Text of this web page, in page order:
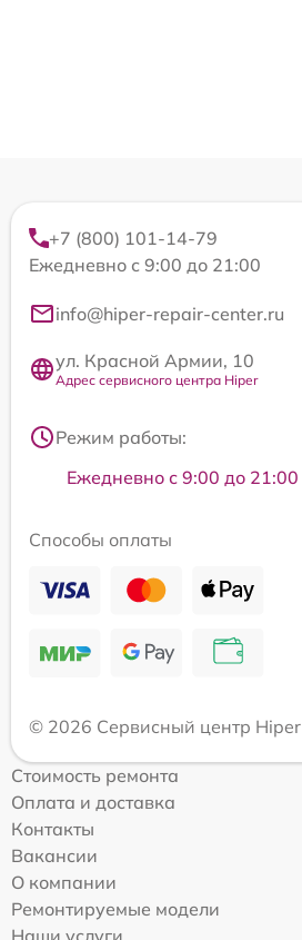
+7 (800) 101-14-79
Ежедневно с 9:00 до 21:00
info@hiper-repair-center.ru
ул. Красной Армии, 10
Адрес сервисного центра Hiper
Режим работы:
Ежедневно с 9:00 до 21:00
Способы оплаты
© 2026 Сервисный центр Hiper
Стоимость ремонта
Оплата и доставка
Контакты
Вакансии
О компании
Ремонтируемые модели